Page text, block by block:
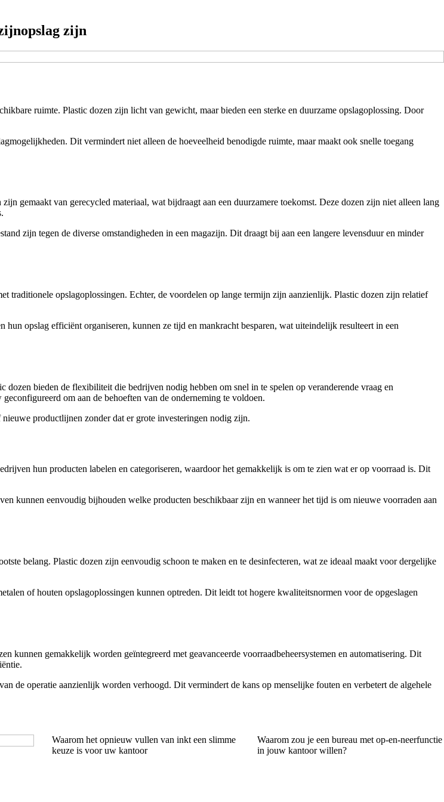
zijn
ruimte. Plastic dozen zijn licht van gewicht, maar bieden een sterke en duurzame opslagoplossing. Door
Dit vermindert niet alleen de hoeveelheid benodigde ruimte, maar maakt ook snelle toegang
gemaakt van gerecycled materiaal, wat bijdraagt aan een duurzamere toekomst. Deze dozen zijn niet alleen lang
zijn tegen de diverse omstandigheden in een magazijn. Dit draagt bij aan een langere levensduur en minder
opslagoplossingen. Echter, de voordelen op lange termijn zijn aanzienlijk. Plastic dozen zijn relatief
opslag efficiënt organiseren, kunnen ze tijd en mankracht besparen, wat uiteindelijk resulteert in een
dozen bieden de flexibiliteit die bedrijven nodig hebben om snel in te spelen op veranderende vraag en
om aan de behoeften van de onderneming te voldoen.
productlijnen zonder dat er grote investeringen nodig zijn.
hun producten labelen en categoriseren, waardoor het gemakkelijk is om te zien wat er op voorraad is. Dit
kunnen eenvoudig bijhouden welke producten beschikbaar zijn en wanneer het tijd is om nieuwe voorraden aan
belang. Plastic dozen zijn eenvoudig schoon te maken en te desinfecteren, wat ze ideaal maakt voor dergelijke
of houten opslagoplossingen kunnen optreden. Dit leidt tot hogere kwaliteitsnormen voor de opgeslagen
kunnen gemakkelijk worden geïntegreerd met geavanceerde voorraadbeheersystemen en automatisering. Dit
de operatie aanzienlijk worden verhoogd. Dit vermindert de kans op menselijke fouten en verbetert de algehele
Waarom het opnieuw vullen van inkt een slimme
keuze is voor uw kantoor
Waarom zou je een bureau met op-en-neerfunctie
in jouw kantoor willen?